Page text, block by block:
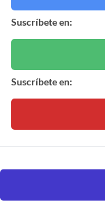
Suscríbete en:
Suscríbete en: